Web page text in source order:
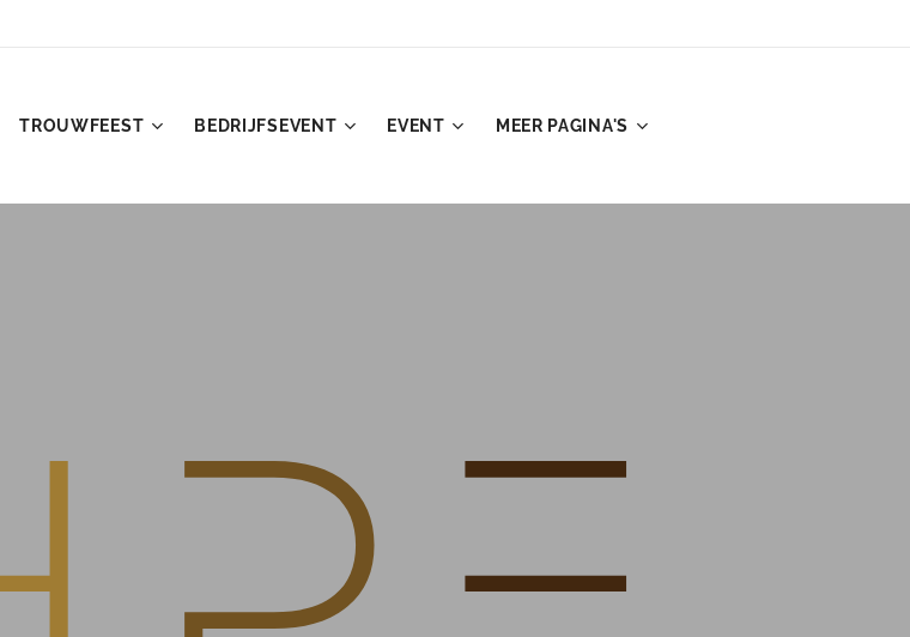
TROUWFEEST BEDRIJFSEVENT EVENT MEER PAGINA'S